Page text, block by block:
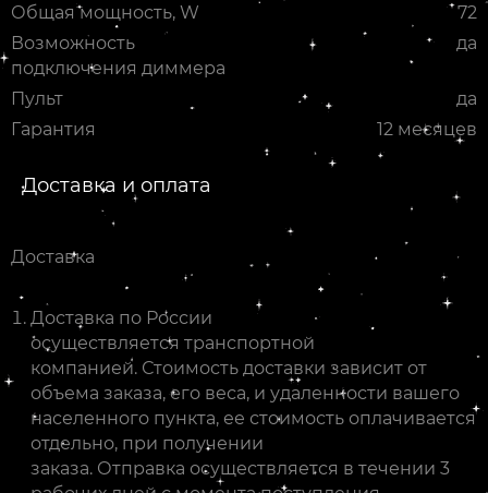
Общая мощность, W
72
Возможность
подключения диммера
да
Пульт
да
Гарантия
12 месяцев
Доставка и оплата
Доставка
Доставка по России
осуществляется транспортной
компанией. Стоимость доставки зависит от
объема заказа, его веса, и удаленности вашего
населенного пункта, ее стоимость оплачивается
отдельно, при получении
заказа. Отправка осуществляется в течении 3